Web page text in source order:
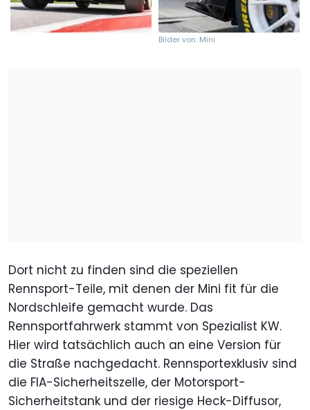
Bilder von: Mini
Dort nicht zu finden sind die speziellen
Rennsport-Teile, mit denen der Mini fit für die
Nordschleife gemacht wurde. Das
Rennsportfahrwerk stammt von Spezialist KW.
Hier wird tatsächlich auch an eine Version für
die Straße nachgedacht. Rennsportexklusiv sind
die FIA-Sicherheitszelle, der Motorsport-
Sicherheitstank und der riesige Heck-Diffusor,